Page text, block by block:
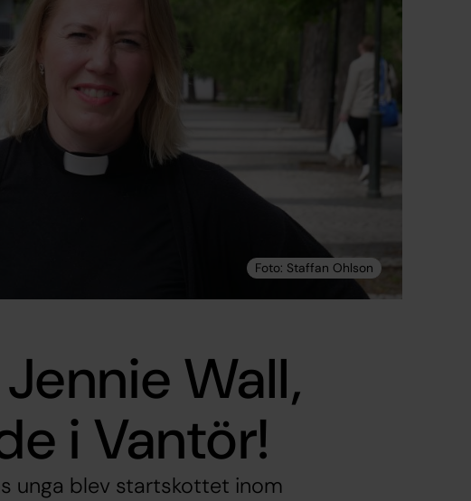
Wall,
i Vantör!
unga blev startskottet inom